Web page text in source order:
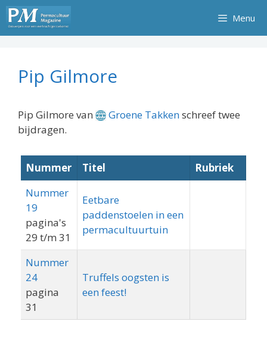
Ga
naar
de
Menu
Pip Gilmore
Pip Gilmore van Groene Takkenschreef twee
bijdragen.
Nummer Titel
Rubriek
Nummer
19
pagina's
29 t/m 31
Eetbare
paddenstoelen in een
permacultuurtuin
Nummer
24
pagina
31
Truffels oogsten is
een feest!